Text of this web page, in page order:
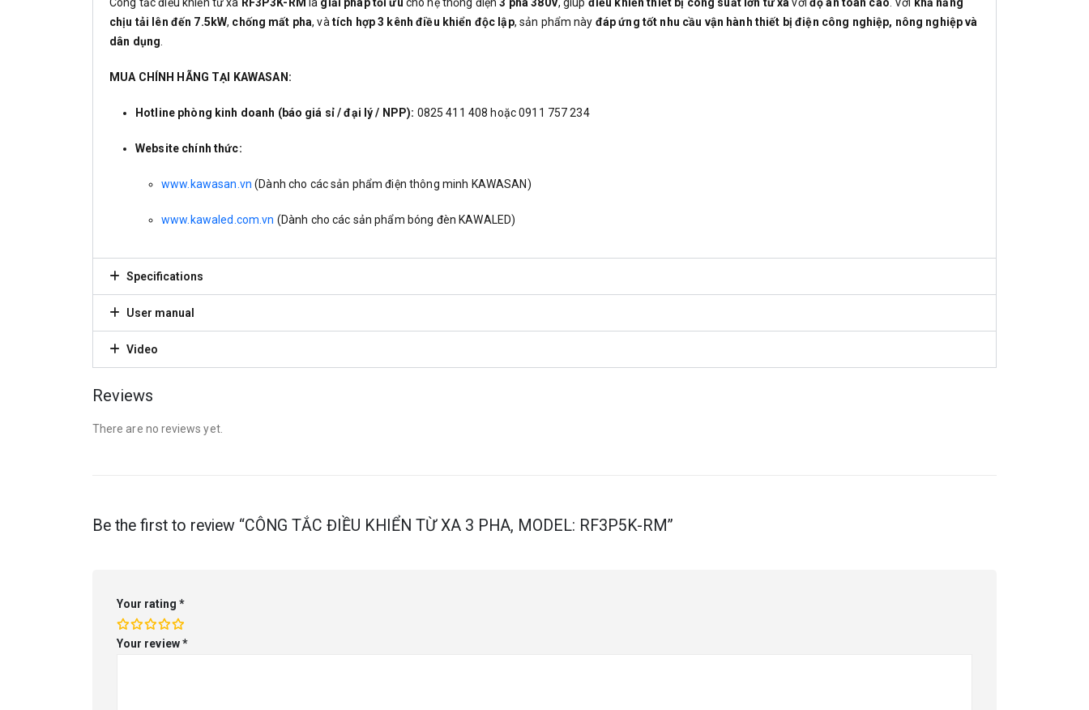
chịu tải lên đến 7.5kW, chống mất pha, và tích hợp 3 kênh điều khiển độc lập, sản phẩm này đáp ứng tốt nhu cầu vận hành thiết bị điện công nghiệp, nông nghiệp và
dân dụng
MUA CHÍNH HÃNG TẠI KAWASAN:
Hotline phòng kinh doanh (báo giá sỉ / đại lý / NPP): 0825 411 408 hoặc 0911 757 234
Website chính thức:
www.kawasan.vn (Dành cho các sản phẩm điện thông minh KAWASAN)
www.kawaled.com.vn (Dành cho các sản phẩm bóng đèn KAWALED)
Specifications
User manual
Video
Reviews
There are no reviews yet.
Be the first to review “CÔNG TẮC ĐIỀU KHIỂN TỪ XA 3 PHA, MODEL: RF3P5K-RM”
Your rating *
Your review*